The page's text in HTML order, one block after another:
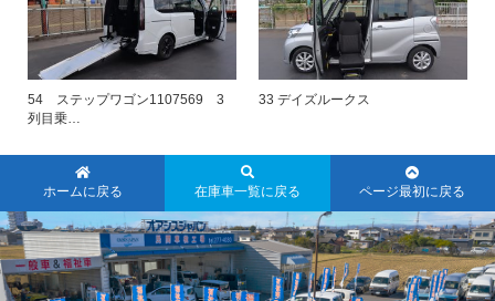
54 ステップワゴン1107569 3
列目乗…
33 デイズルークス
ホームに戻る 在庫車一覧に戻る ページ最初に戻る